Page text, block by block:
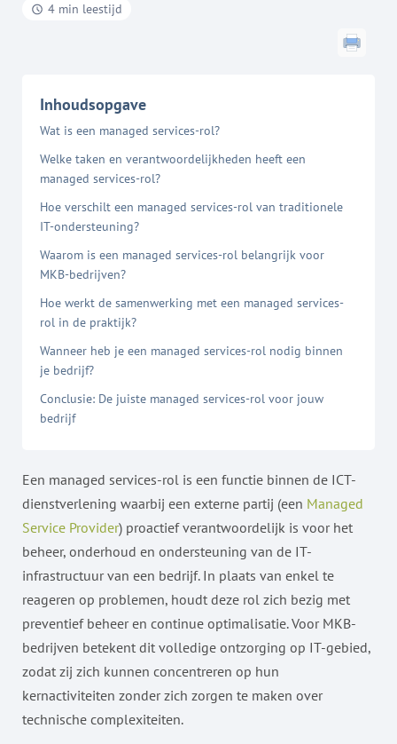
4 min leestijd
Inhoudsopgave
Wat is een managed services-rol?
Welke taken en verantwoordelijkheden heeft een
managed services-rol?
Hoe verschilt een managed services-rol van traditionele
IT-ondersteuning?
Waarom is een managed services-rol belangrijk voor
MKB-bedrijven?
Hoe werkt de samenwerking met een managed services-
rol in de praktijk?
Wanneer heb je een managed services-rol nodig binnen
je bedrijf?
Conclusie: De juiste managed services-rol voor jouw
bedrijf
Een managed services-rol is een functie binnen de ICT-
dienstverlening waarbij een externe partij (een Managed
Service Provider) proactief verantwoordelijk is voor het
beheer, onderhoud en ondersteuning van de IT-
infrastructuur van een bedrijf. In plaats van enkel te
reageren op problemen, houdt deze rol zich bezig met
preventief beheer en continue optimalisatie. Voor MKB-
bedrijven betekent dit volledige ontzorging op IT-gebied,
zodat zij zich kunnen concentreren op hun
kernactiviteiten zonder zich zorgen te maken over
technische complexiteiten.